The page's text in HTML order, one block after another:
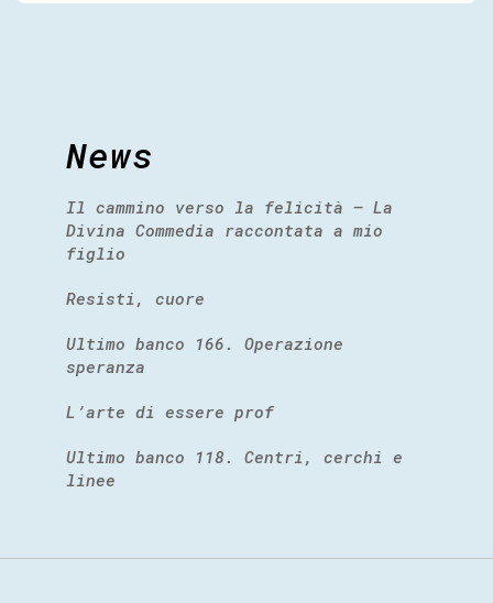
News
Il cammino verso la felicità – La
Divina Commedia raccontata a mio
figlio
Resisti, cuore
Ultimo banco 166. Operazione
speranza
L’arte di essere prof
Ultimo banco 118. Centri, cerchi e
linee